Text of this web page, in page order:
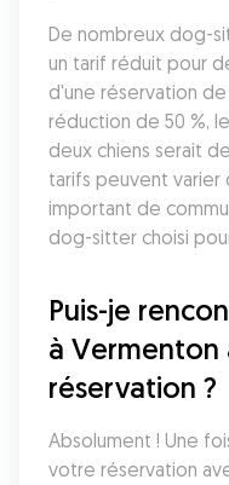
De nombreux dog-
un tarif réduit pour
d'une réservation
réduction de 50 %,
deux chiens serait
tarifs peuvent varier
important de
dog-sitter choisi
Puis-je
à Vermenton
réservation ?
Absolument ! Une
votre réservation